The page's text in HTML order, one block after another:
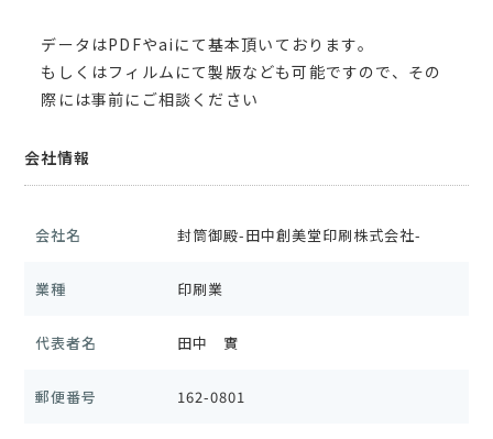
データはPDFやaiにて基本頂いております。
もしくはフィルムにて製版なども可能ですので、その
際には事前にご相談ください
会社情報
会社名 封筒御殿-田中創美堂印刷株式会社-
業種 印刷業
代表者名 田中 實
郵便番号 162-0801